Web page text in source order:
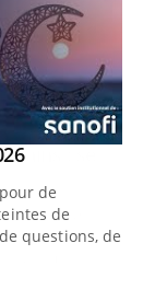
Youtube
de
de
questions, de